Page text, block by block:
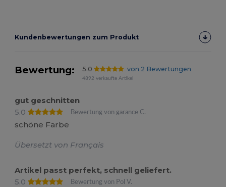
Kundenbewertungen zum Produkt
Bewertung: 5.0 von 2 Bewertungen
4892 verkaufte Artikel
gut geschnitten
5.0
Bewertung von garance C.
schöne Farbe
Übersetzt von Français
Artikel passt perfekt, schnell geliefert.
5.0
Bewertung von Pol V.